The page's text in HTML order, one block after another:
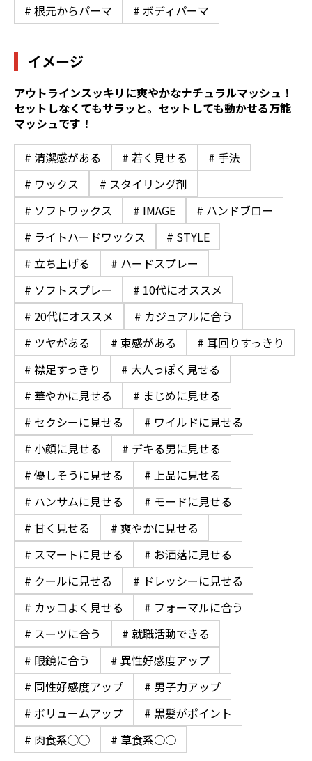
# 根元からパーマ
# ボディパーマ
イメージ
アウトラインスッキリに爽やかなナチュラルマッシュ！
セットしなくてもサラッと。セットしても動かせる万能
マッシュです！
# 清潔感がある # 若く見せる
# 手法
# ワックス
# スタイリング剤
# ソフトワックス
# IMAGE
# ハンドブロー
# ライトハードワックス
# STYLE
# 立ち上げる
# ハードスプレー
# ソフトスプレー
# 10代にオススメ
# 20代にオススメ
# カジュアルに合う
# ツヤがある
# 束感がある
# 耳回りすっきり
# 襟足すっきり
# 大人っぽく見せる
# 華やかに見せる
# まじめに見せる
# セクシーに見せる
# ワイルドに見せる
# 小顔に見せる
# デキる男に見せる
# 優しそうに見せる
# 上品に見せる
# ハンサムに見せる
# モードに見せる
# 甘く見せる
# 爽やかに見せる
# スマートに見せる
# お洒落に見せる
# クールに見せる
# ドレッシーに見せる
# カッコよく見せる
# フォーマルに合う
# スーツに合う
# 就職活動できる
# 眼鏡に合う
# 異性好感度アップ
# 同性好感度アップ
# 男子力アップ
# ボリュームアップ
# 黒髪がポイント
# 肉食系◯◯
# 草食系○○